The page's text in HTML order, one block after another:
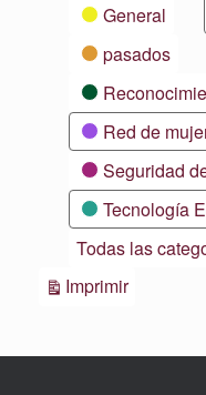
General
pasados
Red de
Seguridad
Tecnología
Todas las
ImprimirVistas